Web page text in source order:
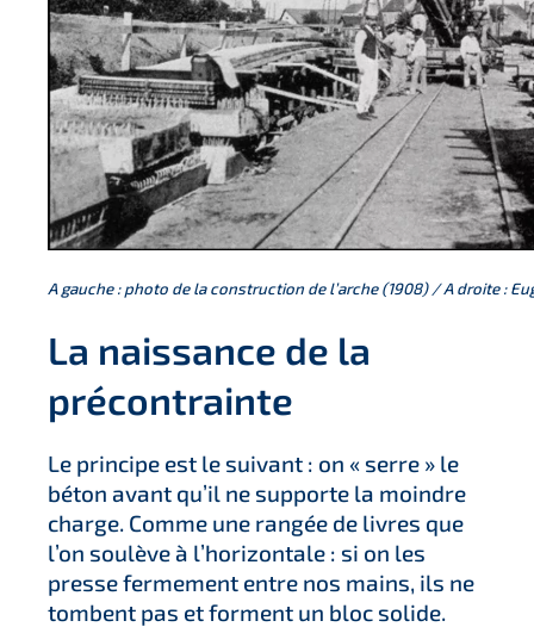
A gauche : photo de la construction de l’arche (1908) / A droite :
La naissance de la
précontrainte
Le principe est le suivant : on « serre » le
béton avant qu’il ne supporte la moindre
charge. Comme une rangée de livres que
l’on soulève à l’horizontale : si on les
presse fermement entre nos mains, ils ne
tombent pas et forment un bloc solide.